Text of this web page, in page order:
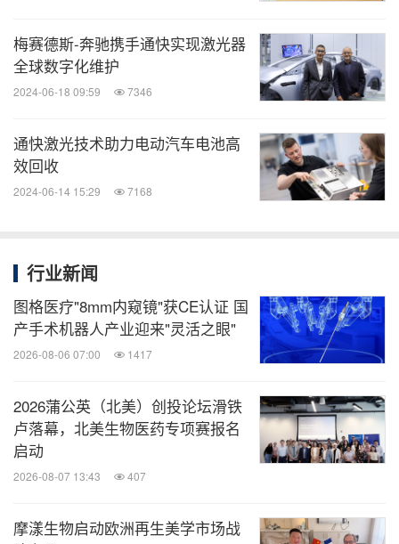
分享到：
梅赛德斯-奔驰携手通快实现激光器
全球数字化维护
2024-06-18 09:59 7346
通快激光技术助力电动汽车电池高
效回收
2024-06-14 15:29 7168
行业新闻
图格医疗"8mm内窥镜"获CE认证 国
产手术机器人产业迎来"灵活之眼"
2026-08-06 07:00 1417
2026蒲公英（北美）创投论坛滑铁
卢落幕，北美生物医药专项赛报名
启动
2026-08-07 13:43 407
摩漾生物启动欧洲再生美学市场战